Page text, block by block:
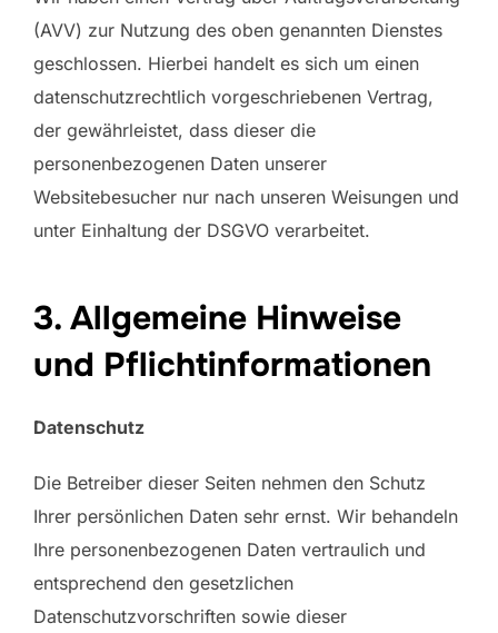
(AVV) zur Nutzung des oben genannten Dienstes
geschlossen. Hierbei handelt es sich um einen
datenschutzrechtlich vorgeschriebenen Vertrag,
der gewährleistet, dass dieser die
personenbezogenen Daten unserer
Websitebesucher nur nach unseren Weisungen und
unter Einhaltung der DSGVO verarbeitet.
3. Allgemeine Hinweise
und Pflicht­informationen
Datenschutz
Die Betreiber dieser Seiten nehmen den Schutz
Ihrer persönlichen Daten sehr ernst. Wir behandeln
Ihre personenbezogenen Daten vertraulich und
entsprechend den gesetzlichen
Datenschutzvorschriften sowie dieser